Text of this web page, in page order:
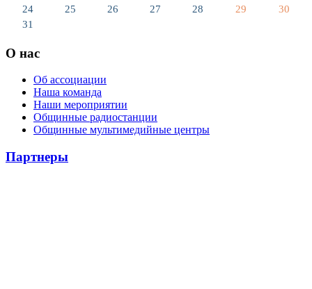
24
25 26 27 28 29
30
31
О нас
Об ассоциации
Наша команда
Наши мероприятии
Общинные радиостанции
Общинные мультимедийные центры
Партнеры